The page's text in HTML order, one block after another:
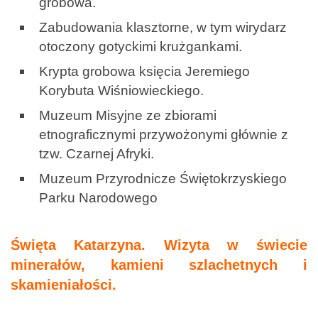
Zabudowania klasztorne, w tym wirydarz
otoczony gotyckimi krużgankami.
Krypta grobowa księcia Jeremiego
Korybuta Wiśniowieckiego.
Muzeum Misyjne ze zbiorami
etnograficznymi przywożonymi głównie z
tzw. Czarnej Afryki.
Muzeum Przyrodnicze Świętokrzyskiego
Parku Narodowego
Święta Katarzyna. Wizyta w świecie
minerałów, kamieni szlachetnych i
skamieniałości.